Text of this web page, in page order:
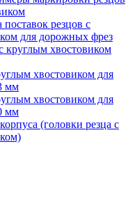
резцов с
для дорожных фрез
круглым хвостовиком
хвостовиком для
мм
хвостовиком для
мм
(головки резца с